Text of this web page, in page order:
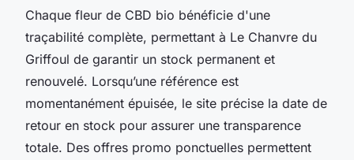
Chaque fleur de CBD bio bénéficie d'une
traçabilité complète, permettant à Le Chanvre du
Griffoul de garantir un stock permanent et
renouvelé. Lorsqu’une référence est
momentanément épuisée, le site précise la date de
retour en stock pour assurer une transparence
totale. Des offres promo ponctuelles permettent